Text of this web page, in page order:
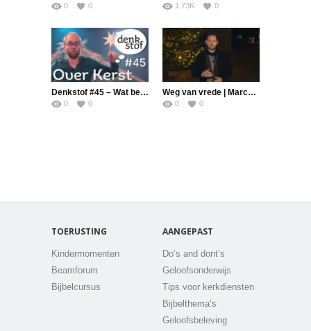
0 0 1.73K 0
Denkstof #45 – Wat betekent Kerst?
0 0
Weg van vrede | Marcel Vroegop
0 0
TOERUSTING
Kindermomenten
Beamforum
Bijbelcursus
AANGEPAST
Do’s and dont’s
Geloofsonderwijs
Tips voor kerkdiensten
Bijbelthema’s
Geloofsbeleving